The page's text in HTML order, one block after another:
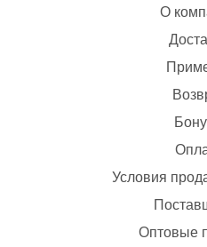
О
Условия
Оптовые